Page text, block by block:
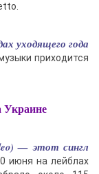
уходящего года
приходится
Украине
— этот сингл
июня на лейблах